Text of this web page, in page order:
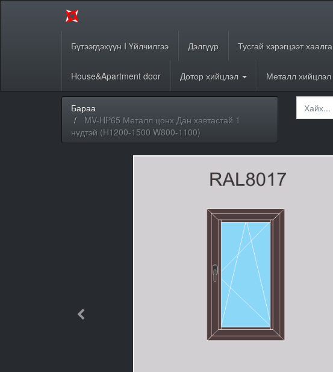
Бүтээгдэхүүн I Үйлчилгээ Дэлгүүр Тусгай хэрэгцээт хаалга
House&Apartment door Дотор хийцлэл Металл хийцлэл
Бараа
MV-HP65 Металл цонх Дан хавтастай 1
нүдтэй (H1200-1500 W800-1100)